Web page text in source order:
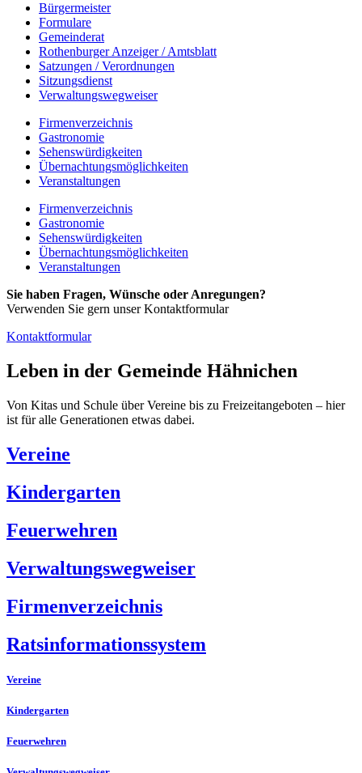
Bürgermeister
Formulare
Gemeinderat
Rothenburger Anzeiger / Amtsblatt
Satzungen / Verordnungen
Sitzungsdienst
Verwaltungswegweiser
Firmenverzeichnis
Gastronomie
Sehenswürdigkeiten
Übernachtungsmöglichkeiten
Veranstaltungen
Firmenverzeichnis
Gastronomie
Sehenswürdigkeiten
Übernachtungsmöglichkeiten
Veranstaltungen
Sie haben Fragen, Wünsche oder Anregungen?
Verwenden Sie gern unser Kontaktformular
Kontaktformular
Leben in der Gemeinde Hähnichen
Von Kitas und Schule über Vereine bis zu Freizeitangeboten – hier
ist für alle Generationen etwas dabei.
Vereine
Kindergarten
Feuerwehren
Verwaltungswegweiser
Firmenverzeichnis
Ratsinformationssystem
Vereine
Kindergarten
Feuerwehren